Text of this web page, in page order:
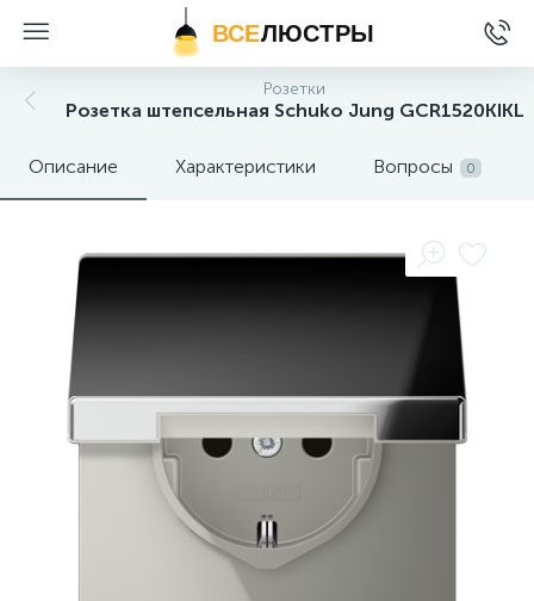
ВСЕЛЮСТРЫ
Розетки
Розетка штепсельная Schuko Jung GCR1520KIKL
Описание Характеристики Вопросы 0